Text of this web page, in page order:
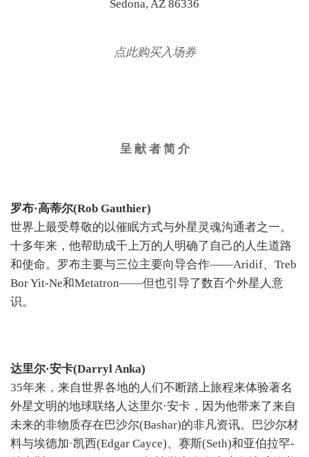
Sedona, AZ 86336
点此购买入场券
呈 献 者 简 介
罗布·高蒂尔(Rob Gauthier)
世界上最受尊敬的以催眠方式与外星灵魂沟通者之一。
十多年来，他帮助成千上万的人明确了自己的人生道路
和使命。罗布主要与三位主要向导合作——Aridif、Treb
Bor Yit-Ne和Metatron——但也引导了数百个外星人意
识。
达里尔·安卡(Darryl Anka)
35年来，来自世界各地的人们不断踏上旅程来体验著名
外星文明的地球联络人达里尔·安卡，因为他带来了来自
未来的非物质存在巴沙尔(Bashar)的非凡资讯。巴沙尔材
料与埃德加·凯西(Edgar Cayce)、赛斯(Seth)和亚伯拉罕-